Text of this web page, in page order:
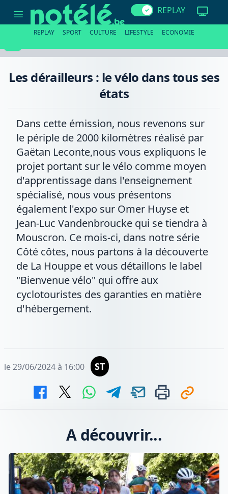
dérailleurs
tous
REPLAY
REPLAY SPORT CULTURE LIFESTYLE ECONOMIE
Les dérailleurs : le vélo dans tous ses
états
Dans cette émission, nous revenons sur
le périple de 2000 kilomètres réalisé par
Gaëtan Leconte,nous vous expliquons le
projet portant sur le vélo comme moyen
d'apprentissage dans l'enseignement
spécialisé, nous vous présentons
également l'expo sur Omer Huyse et
Jean-Luc Vandenbroucke qui se tiendra à
Mouscron. Ce mois-ci, dans notre série
Côté côtes, nous partons à la découverte
de La Houppe et vous détaillons le label
"Bienvenue vélo" qui offre aux
cyclotouristes des garanties en matière
d'hébergement.
le 29/06/2024 à 16:00 ST
A découvrir...